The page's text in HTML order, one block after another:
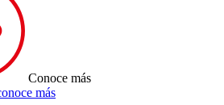
Conoce más
más